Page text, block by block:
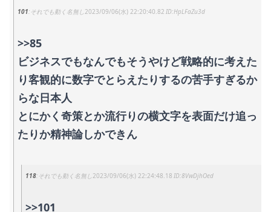
101 それでも動く名無し2023/09/06(水) 22:20:40.82 HpLFaZu3d
>>85
ビジネスでもなんでもそうやけど戦略的に考えた
り客観的に数字でとらえたりするの苦手すぎるか
らな日本人
とにかく奇策とか流行りの横文字を表面だけ追っ
たりか精神論しかできん
118 それでも動く名無し2023/09/06(水) 22:24:48.18 8VwDjhOed
>>101